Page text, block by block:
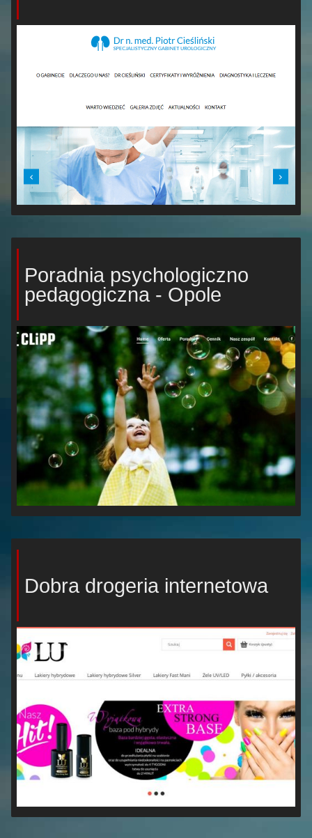
Poradnia psychologiczno
pedagogiczna - Opole
Dobra drogeria internetowa